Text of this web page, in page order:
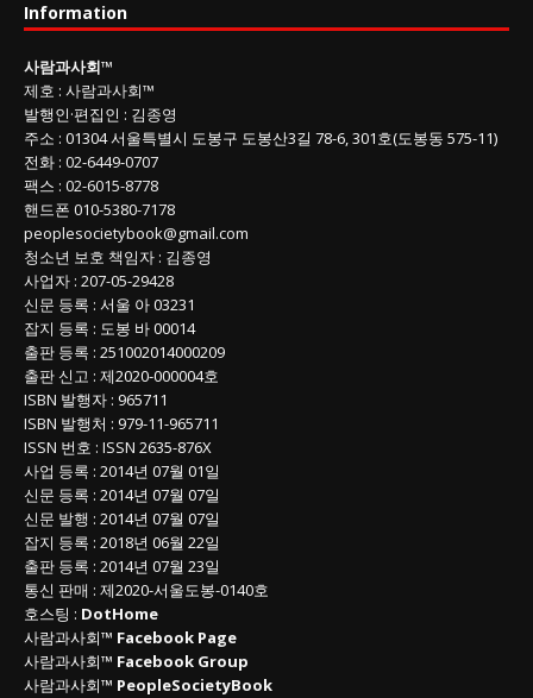
회
목
록
Information
사람과사회™
제호 : 사람과사회™
발행인·편집인 : 김종영
주소 : 01304서울특별시 도봉구 도봉산3길 78-6, 301호(도봉동 575-11)
전화 : 02-6449-0707
팩스 : 02-6015-8778
핸드폰 010-5380-7178
peoplesocietybook@gmail.com
청소년 보호 책임자 : 김종영
사업자 : 207-05-29428
신문 등록 : 서울 아 03231
잡지 등록 : 도봉 바 00014
출판 등록 : 251002014000209
출판 신고 : 제2020-000004호
ISBN 발행자 : 965711
ISBN 발행처 : 979-11-965711
ISSN 번호 : ISSN 2635-876X
사업 등록 : 2014년 07월 01일
신문 등록 : 2014년 07월 07일
신문 발행 : 2014년 07월 07일
잡지 등록 : 2018년 06월 22일
출판 등록 : 2014년 07월 23일
통신 판매 : 제2020-서울도봉-0140호
호스팅 : DotHome
사람과사회™ Facebook Page
사람과사회™ Facebook Group
사람과사회™ PeopleSocietyBook